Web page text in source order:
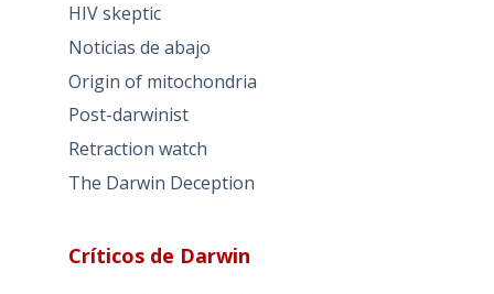
HIV skeptic
Noticias de abajo
Origin of mitochondria
Post-darwinist
Retraction watch
The Darwin Deception
Críticos de Darwin